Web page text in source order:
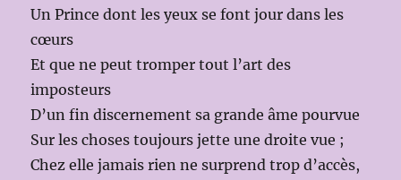
Un Prince dont les yeux se font jour dans les
cœurs
Et que ne peut tromper tout l’art des
imposteurs
D’un fin discernement sa grande âme pourvue
Sur les choses toujours jette une droite vue ;
Chez elle jamais rien ne surprend trop d’accès,